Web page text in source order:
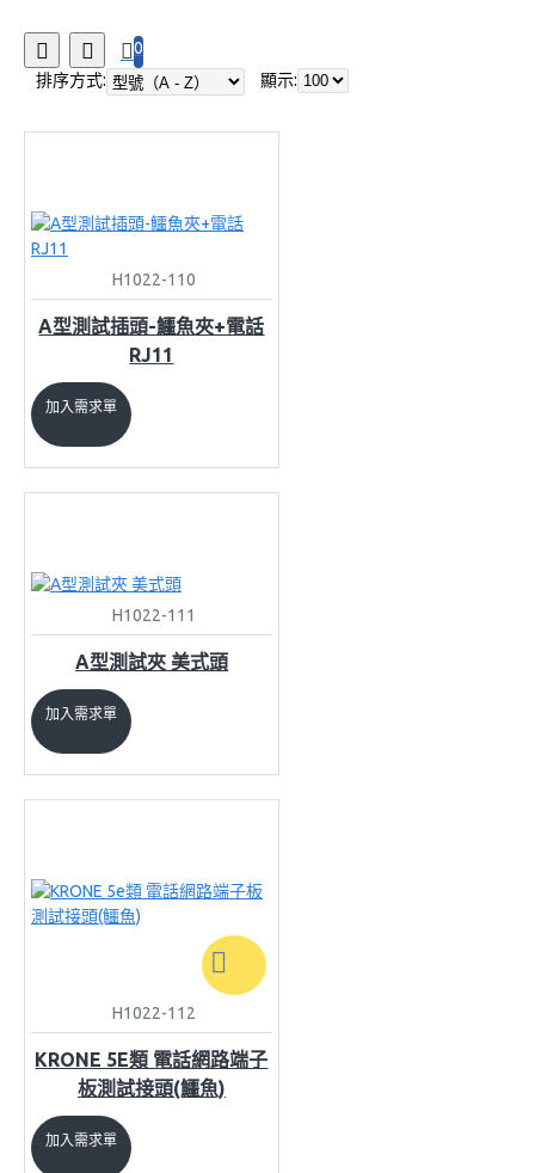
0
排序方式:
顯示:
H1022-110
A型測試插頭-鱷魚夾+電話
RJ11
加入需求單
H1022-111
A型測試夾 美式頭
加入需求單
H1022-112
KRONE 5E類 電話網路端子
板測試接頭(鱷魚)
加入需求單